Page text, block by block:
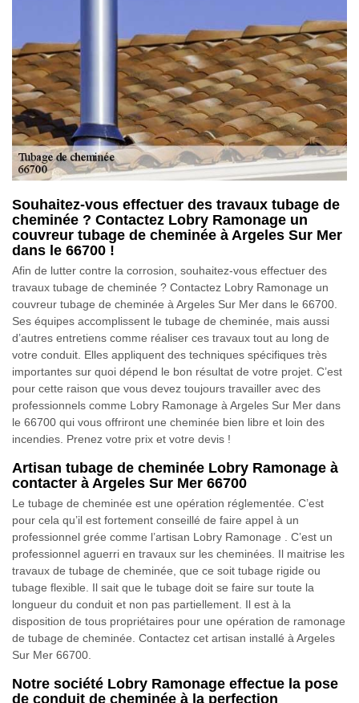
Souhaitez-vous effectuer des travaux tubage de
cheminée ? Contactez Lobry Ramonage un
couvreur tubage de cheminée à Argeles Sur Mer
dans le 66700 !
Afin de lutter contre la corrosion, souhaitez-vous effectuer des
travaux tubage de cheminée ? Contactez Lobry Ramonage un
couvreur tubage de cheminée à Argeles Sur Mer dans le 66700.
Ses équipes accomplissent le tubage de cheminée, mais aussi
d’autres entretiens comme réaliser ces travaux tout au long de
votre conduit. Elles appliquent des techniques spécifiques très
importantes sur quoi dépend le bon résultat de votre projet. C’est
pour cette raison que vous devez toujours travailler avec des
professionnels comme Lobry Ramonage à Argeles Sur Mer dans
le 66700 qui vous offriront une cheminée bien libre et loin des
incendies. Prenez votre prix et votre devis !
Artisan tubage de cheminée Lobry Ramonage à
contacter à Argeles Sur Mer 66700
Le tubage de cheminée est une opération réglementée. C’est
pour cela qu’il est fortement conseillé de faire appel à un
professionnel grée comme l’artisan Lobry Ramonage . C’est un
professionnel aguerri en travaux sur les cheminées. Il maitrise les
travaux de tubage de cheminée, que ce soit tubage rigide ou
tubage flexible. Il sait que le tubage doit se faire sur toute la
longueur du conduit et non pas partiellement. Il est à la
disposition de tous propriétaires pour une opération de ramonage
de tubage de cheminée. Contactez cet artisan installé à Argeles
Sur Mer 66700.
Notre société Lobry Ramonage effectue la pose
de conduit de cheminée à la perfection